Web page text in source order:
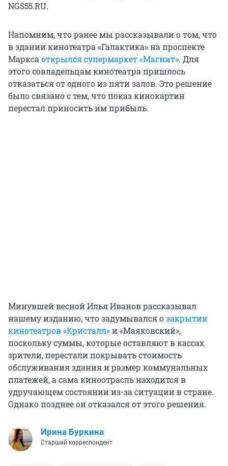
NGS55.RU.
Напомним, что ранее мы рассказывали о том, что
в здании кинотеатра «Галактика» на проспекте
Марксаоткрылся супермаркет «Магнит». Для
этого совладельцам кинотеатра пришлось
отказаться от одного из пяти залов. Это решение
было связано с тем, что показ кинокартин
перестал приносить им прибыль.
Минувшей весной Илья Иванов рассказывал
нашему изданию, что задумывался озакрытии
кинотеатров «Кристалл»и «Маяковский»,
поскольку суммы, которые оставляют в кассах
зрители, перестали покрывать стоимость
обслуживания здания и размер коммунальных
платежей, а сама киноотрасль находится в
удручающем состоянии из-за ситуации в стране.
Однако позднее он отказался от этого решения.
Ирина Буркина
Старший корреспондент